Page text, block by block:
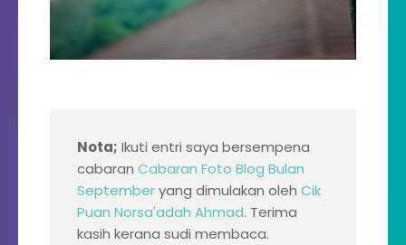
Nota; Ikuti entri saya bersempena
cabaran Cabaran Foto Blog Bulan
Septemberyang dimulakan oleh Cik
Puan Norsa'adah Ahmad. Terima
kasih kerana sudi membaca.